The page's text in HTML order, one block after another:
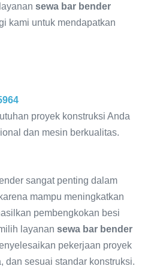
sewa bar bender
kami untuk mendapatkan
proyek konstruksi Anda
dan mesin berkualitas.
sangat penting dalam
mampu meningkatkan
pembengkokan besi
layanan sewa bar bender
pekerjaan proyek
dan sesuai standar konstruksi.